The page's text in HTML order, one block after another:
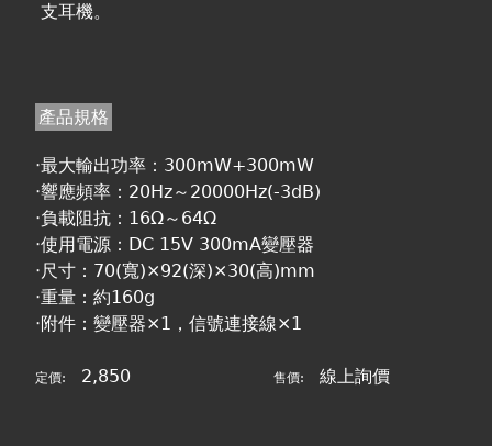
支耳機。
產品規格
‧最大輸出功率：300mW+300mW
‧響應頻率：20Hz～20000Hz(-3dB)
‧負載阻抗：16Ω～64Ω
‧使用電源：DC 15V 300mA變壓器
‧尺寸：70(寬)×92(深)×30(高)mm
‧重量：約160g
‧附件：變壓器×1，信號連接線×1
定價: 2,850 售價: 線上詢價